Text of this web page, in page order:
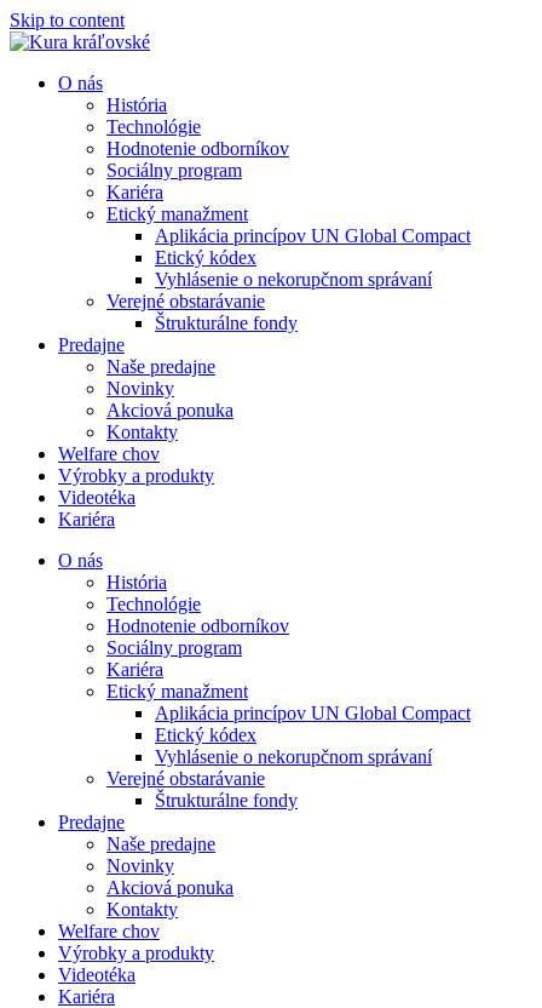
Skip to content
O nás
História
Technológie
Hodnotenie odborníkov
Sociálny program
Kariéra
Etický manažment
Aplikácia princípov UN Global Compact
Etický kódex
Vyhlásenie o nekorupčnom správaní
Verejné obstarávanie
Štrukturálne fondy
Predajne
Naše predajne
Novinky
Akciová ponuka
Kontakty
Welfare chov
Výrobky a produkty
Videotéka
Kariéra
O nás
História
Technológie
Hodnotenie odborníkov
Sociálny program
Kariéra
Etický manažment
Aplikácia princípov UN Global Compact
Etický kódex
Vyhlásenie o nekorupčnom správaní
Verejné obstarávanie
Štrukturálne fondy
Predajne
Naše predajne
Novinky
Akciová ponuka
Kontakty
Welfare chov
Výrobky a produkty
Videotéka
Kariéra